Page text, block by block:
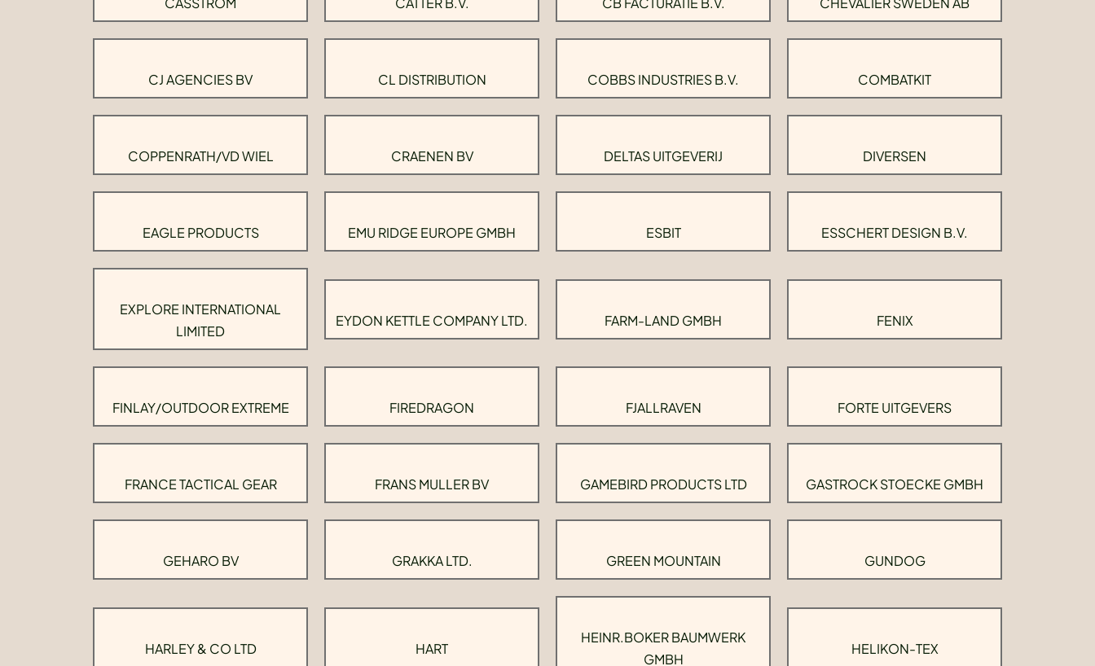
CJ AGENCIES BV CL DISTRIBUTION COBBS INDUSTRIES B.V. COMBATKIT
COPPENRATH/VD WIEL CRAENEN BV DELTAS UITGEVERIJ DIVERSEN
EAGLE PRODUCTS EMU RIDGE EUROPE GMBH ESBIT ESSCHERT DESIGN B.V.
EXPLORE INTERNATIONAL
LIMITED
EYDON KETTLE COMPANY LTD. FARM-LAND GMBH FENIX
FINLAY/OUTDOOR EXTREME FIREDRAGON FJALLRAVEN FORTE UITGEVERS
FRANCE TACTICAL GEAR FRANS MULLER BV GAMEBIRD PRODUCTS LTD GASTROCK STOECKE GMBH
GEHARO BV GRAKKA LTD. GREEN MOUNTAIN GUNDOG
HARLEY & CO LTD HART
HEINR.BOKER BAUMWERK
GMBH
HELIKON-TEX